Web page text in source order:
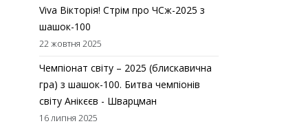
Viva Вікторія! Стрім про ЧСж-2025 з
шашок-100
22 жовтня 2025
Чемпіонат світу – 2025 (блискавична
гра) з шашок-100. Битва чемпіонів
світу Анікєєв - Шварцман
16 липня 2025